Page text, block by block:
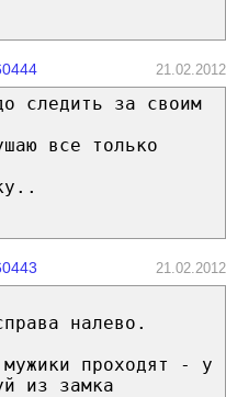
21.02.2012
следить за своим
все только
21.02.2012
налево.
проходят - у
из замка